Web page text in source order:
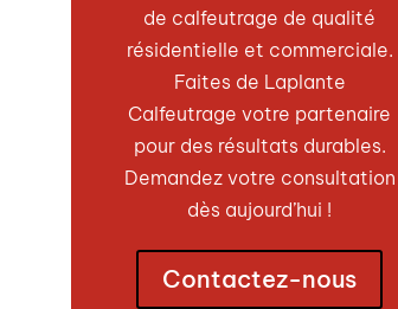
de calfeutrage de qualité
résidentielle et commerciale.
Faites de Laplante
Calfeutrage votre partenaire
pour des résultats durables.
Demandez votre consultation
dès aujourd’hui !
Contactez-nous